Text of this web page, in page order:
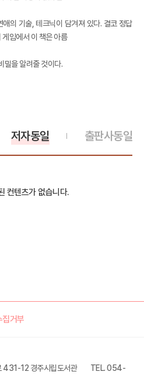
의 기술, 테크닉이 담겨져 있다. 결코 정답
임에서 이 책은 아름
밀을 알려줄 것이다.
출판사동일
저자동일
컨텐츠가 없습니다.
집거부
431-12 경주시립도서관 TEL. 054-